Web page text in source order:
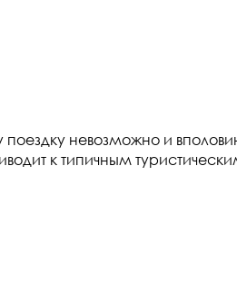
невозможно и
к типичным